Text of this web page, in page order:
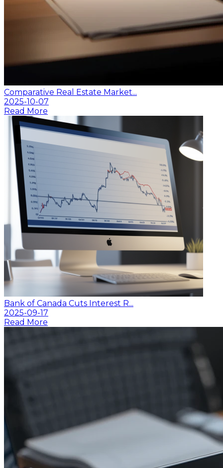
Comparative Real Estate Market...
2025-10-07
Read More
Bank of Canada Cuts Interest R...
2025-09-17
Read More